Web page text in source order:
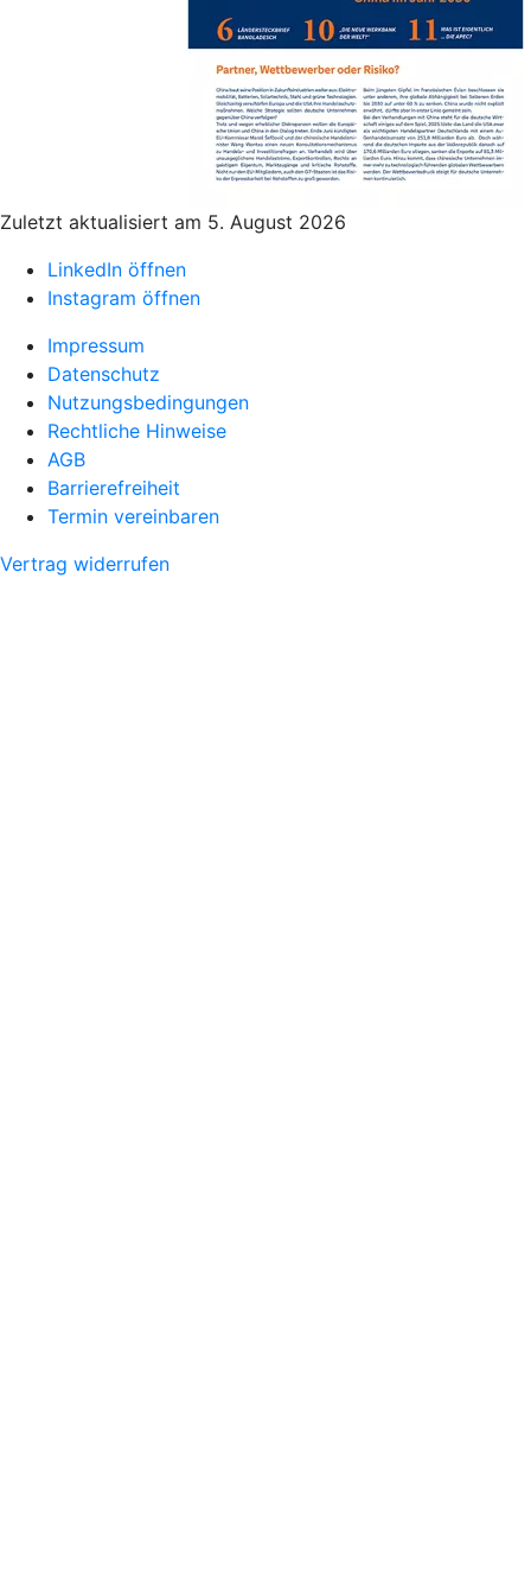
Zuletzt aktualisiert am 5. August 2026
LinkedIn öffnen
Instagram öffnen
Impressum
Datenschutz
Nutzungsbedingungen
Rechtliche Hinweise
AGB
Barrierefreiheit
Termin vereinbaren
Vertrag widerrufen